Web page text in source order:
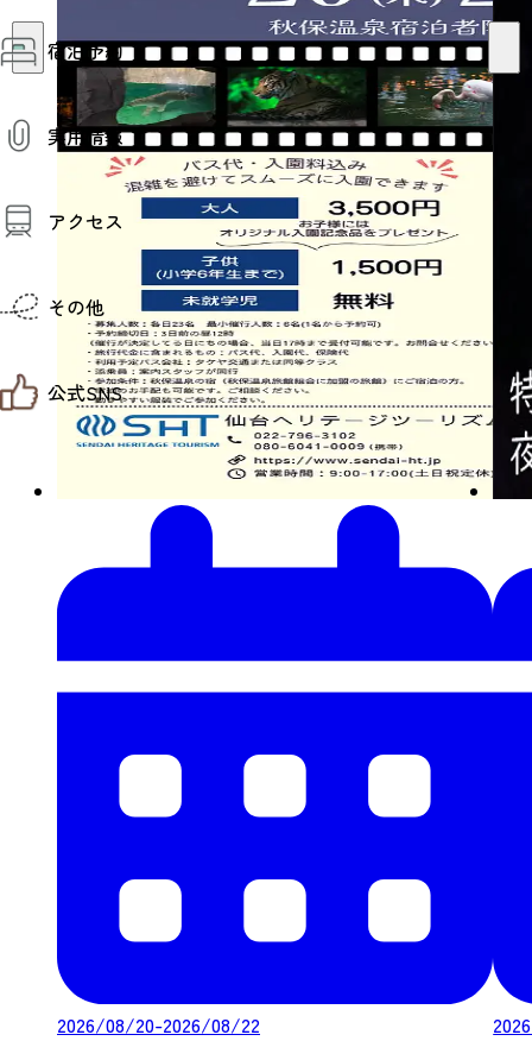
プロスポーツチーム・プロオーケストラ
仙台の銘品
仙台夜時間
宿泊施設
仙台観光マップ
仙台旅先体験コレクション
体験プログラム検索（予約）
体験事業者からのお知らせ
体験トピックス
体験事業者
宿泊予約
宿泊予約
実用情報
観光案内
お役立ち情報
観光アプリ
仙台観光マップ
アクセス
仙台までの経路検索
市内の交通情報
お得なチケット
その他
お知らせ
お問い合わせ
教育旅行
観光マップ
プライバシーポリシー
仙臺写真館フォトギャラリー
公式SNS
せんだい旅日和 X
せんだい旅日和 Instagram
せんだい旅日和 Facebook
仙台旅先体験コレクション Facebook
2026/08/20-2026/08/22